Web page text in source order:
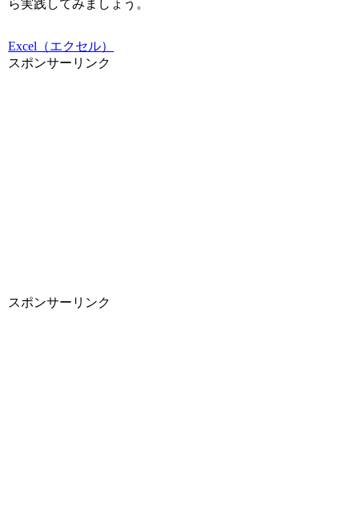
ら実践してみましょう。
Excel（エクセル）
スポンサーリンク
スポンサーリンク